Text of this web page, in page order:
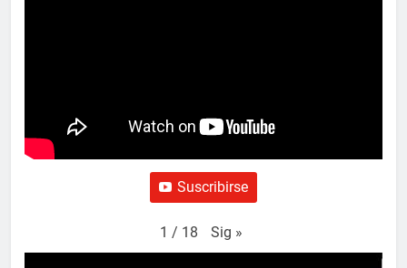
Suscribirse
1 / 18 Sig »